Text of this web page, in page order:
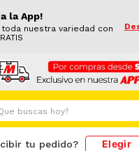
la App!
nuestra variedad con
hoy?
tu pedido? Elegir